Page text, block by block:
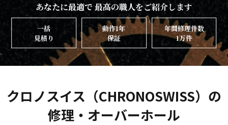
あなたに最適で 最高の職人をご紹介します
一括
見積り
動作1年
保証
年間修理件数
1万件
クロノスイス（CHRONOSWISS）の
修理・オーバーホール